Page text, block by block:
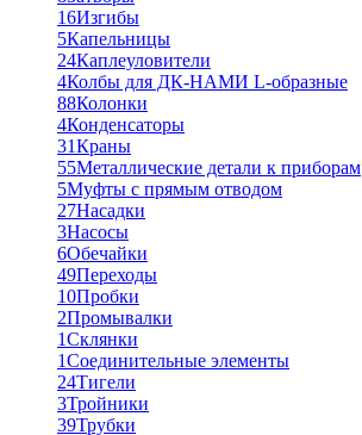
16Изгибы
5Капельницы
24Каплеуловители
4Колбы для ДК-НАМИ L-образные
88Колонки
4Конденсаторы
31Краны
55Металлические детали к приборам
5Муфты с прямым отводом
27Насадки
3Насосы
6Обечайки
49Переходы
10Пробки
2Промывалки
1Склянки
1Соединительные элементы
24Тигели
3Тройники
39Трубки